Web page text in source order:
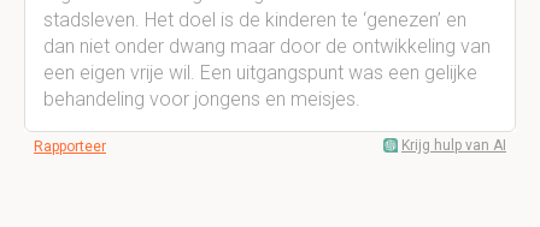
stadsleven. Het doel is de kinderen te ‘genezen’ en
dan niet onder dwang maar door de ontwikkeling van
een eigen vrije wil. Een uitgangspunt was een gelijke
behandeling voor jongens en meisjes.
Rapporteer Krijg hulp van AI